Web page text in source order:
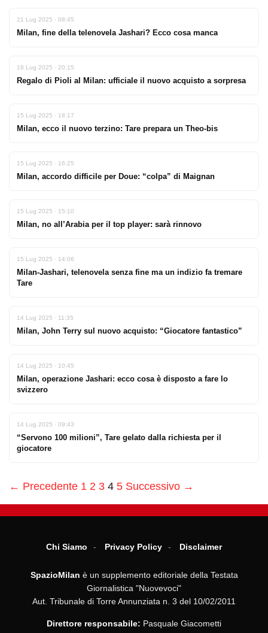
21 Lug 2025 · 08:45
Milan, fine della telenovela Jashari? Ecco cosa manca
18 Lug 2025 · 20:15
Regalo di Pioli al Milan: ufficiale il nuovo acquisto a sorpresa
15 Lug 2025 · 18:17
Milan, ecco il nuovo terzino: Tare prepara un Theo-bis
15 Lug 2025 · 16:25
Milan, accordo difficile per Doue: “colpa” di Maignan
15 Lug 2025 · 15:10
Milan, no all’Arabia per il top player: sarà rinnovo
15 Lug 2025 · 14:06
Milan-Jashari, telenovela senza fine ma un indizio fa tremare
Tare
14 Lug 2025 · 11:35
Milan, John Terry sul nuovo acquisto: “Giocatore fantastico”
14 Lug 2025 · 10:45
Milan, operazione Jashari: ecco cosa è disposto a fare lo
svizzero
14 Lug 2025 · 09:43
“Servono 100 milioni”, Tare gelato dalla richiesta per il
giocatore
← Precedente 1 2 3 4 5 Successivo →
Chi Siamo Privacy Policy Disclaimer
SpazioMilan è un supplemento editoriale della Testata
Giornalistica "Nuovevoci"
Aut. Tribunale di Torre Annunziata n. 3 del 10/02/2011
Direttore responsabile: Pasquale Giacometti